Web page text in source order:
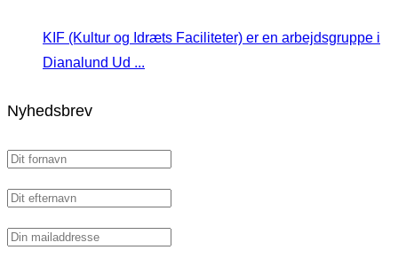
KIF (Kultur og Idræts Faciliteter) er en arbejdsgruppe i
Dianalund Ud ...
Nyhedsbrev